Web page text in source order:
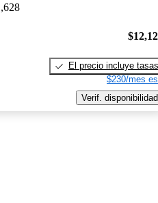
El precio incluye tasas
$230/mes
Verif. disponibilidad